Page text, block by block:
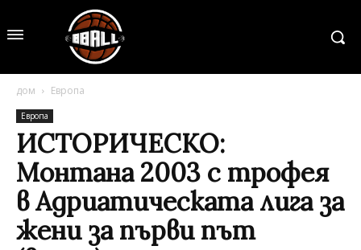
дом Европа
Европа
ИСТОРИЧЕСКО:
Монтана 2003 с трофея
в Адриатическата лига за
жени за първи път